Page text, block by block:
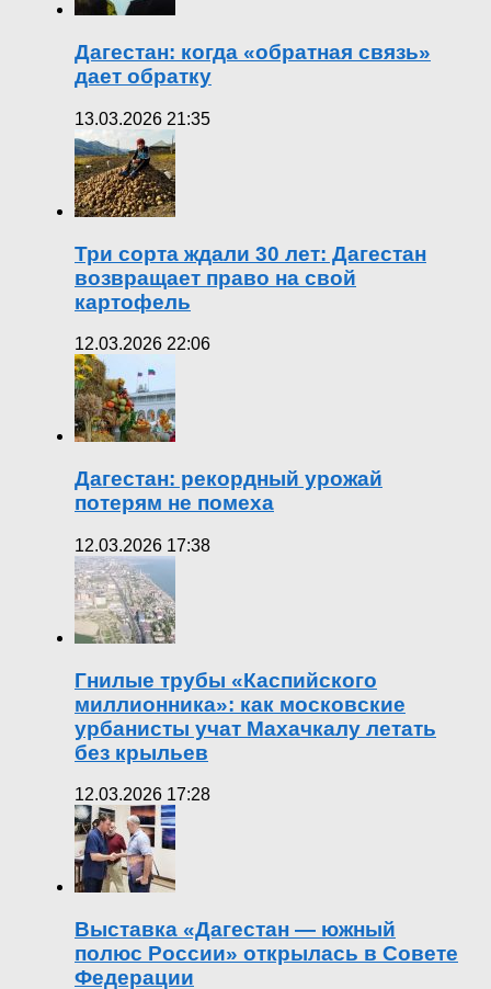
Дагестан: когда «обратная связь»
дает обратку
13.03.2026 21:35
Три сорта ждали 30 лет: Дагестан
возвращает право на свой
картофель
12.03.2026 22:06
Дагестан: рекордный урожай
потерям не помеха
12.03.2026 17:38
Гнилые трубы «Каспийского
миллионника»: как московские
урбанисты учат Махачкалу летать
без крыльев
12.03.2026 17:28
Выставка «Дагестан — южный
полюс России» открылась в Совете
Федерации